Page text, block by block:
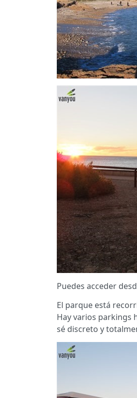
Puedes acceder
El parque está
Hay varios parkings
sé discreto y